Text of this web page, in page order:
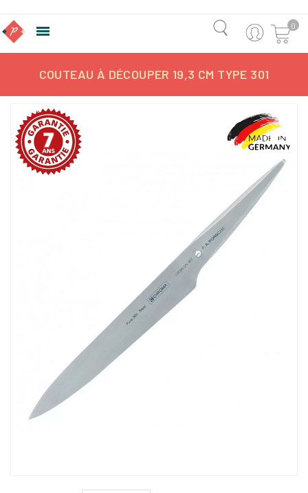
 0
COUTEAU À DÉCOUPER 19,3 CM TYPE 301
-0,75%